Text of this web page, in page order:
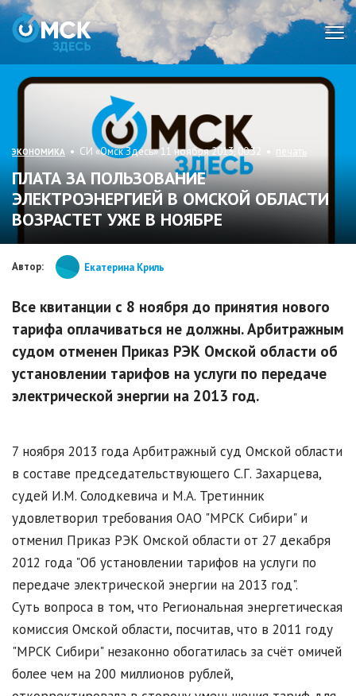
ЭКОНОМИКА • СИ «Омск Здесь» 11 ноября 2013, 00:32 • печать
ПЛАТА ЗА ПОЛЬЗОВАНИЕ
ЭЛЕКТРОЭНЕРГИЕЙ В ОМСКОЙ ОБЛАСТИ
ВОЗРАСТЕТ УЖЕ В НОЯБРЕ
Автор: Екатерина Криль
Все квитанции с 8 ноября до принятия нового
тарифа оплачиваться не должны. Арбитражным
судом отменен Приказ РЭК Омской области об
установлении тарифов на услуги по передаче
электрической энергии на 2013 год.
​7 ноября 2013 года Арбитражный суд Омской области
в составе председательствующего С.Г. Захарцева,
судей И.М. Солодкевича и М.А. Третинник
удовлетворил требования ОАО "МРСК Сибири" и
отменил Приказ РЭК Омской области от 27 декабря
2012 года "Об установлении тарифов на услуги по
передаче электрической энергии на 2013 год".
Суть вопроса в том, что Региональная энергетическая
комиссия Омской области, посчитав, что в 2011 году
"МРСК Сибири" незаконно обогатилась за счёт омичей
более чем на 200 миллионов рублей,